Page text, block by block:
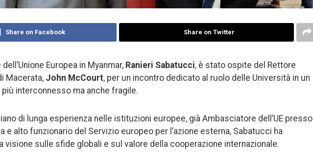
Share on Facebook Share on Twitter
Europea in Myanmar, Ranieri Sabatucci, è stato ospite del Rettore
Macerata, John McCourt, per un incontro dedicato al ruolo delle Università in un
interconnesso ma anche fragile.
di lunga esperienza nelle istituzioni europee, già Ambasciatore dell’UE presso
e alto funzionario del Servizio europeo per l’azione esterna, Sabatucci ha
visione sulle sfide globali e sul valore della cooperazione internazionale.